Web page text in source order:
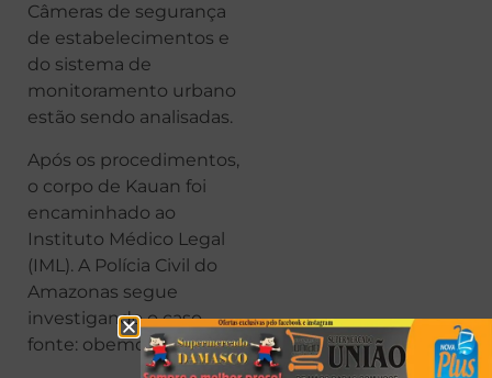
Câmeras de segurança
de estabelecimentos e
do sistema de
monitoramento urbano
estão sendo analisadas.
Após os procedimentos,
o corpo de Kauan foi
encaminhado ao
Instituto Médico Legal
(IML). A Polícia Civil do
Amazonas segue
investigando o caso.
fonte: obemdito